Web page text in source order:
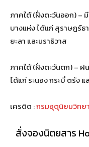
ภาคใต้ (ฝั่งตะวันออก) –
บางแห่ง ได้แก่ สุราษฎร์
ยะลา และนราธิวาส
ภาคใต้ (ฝั่งตะวันตก) –
ได้แก่ ระนอง กระบี่ ตรัง แ
เครดิต :กรมอุตุนิยมวิทยา
สั่งจองนิตยสาร